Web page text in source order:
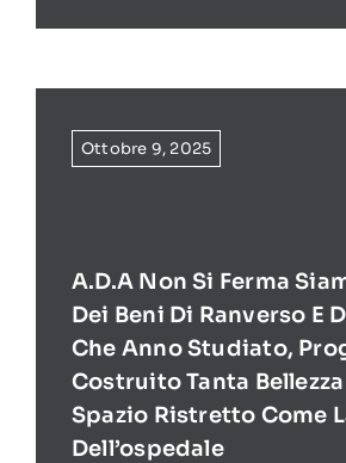
Ottobre 9, 2025
A.D.A Non Si Ferma
Dei Beni Di Ranverso E
Che Anno Studiato,
Costruito Tanta
Spazio Ristretto Come
Dell’ospedale